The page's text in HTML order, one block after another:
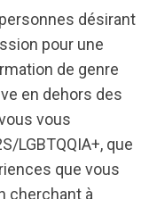
désirant
pour une
de genre
en dehors des
vous
LGBTQQIA+, que
que vous
cherchant à